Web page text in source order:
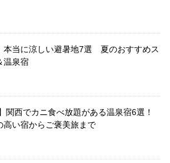
本当に涼しい避暑地7選 夏のおすすめス
温泉宿
関西でカニ食べ放題がある温泉宿6選！
高い宿からご褒美旅まで